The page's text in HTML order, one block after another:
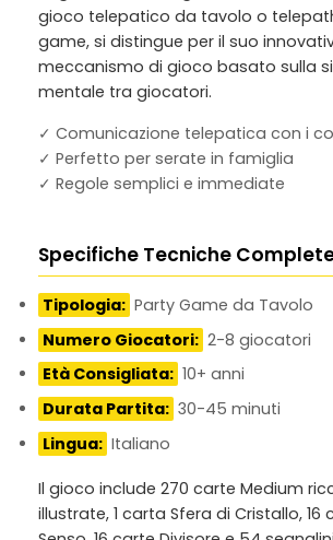
gioco telepatico da tavolo o
game, si distingue per il suo
meccanismo di gioco basato sulla
mentale tra giocatori.
✓ Comunicazione telepatica con i
✓ Perfetto per serate in famiglia
✓ Regole semplici e immediate
Specifiche Tecniche
Tipologia: Party Game da Tavolo
Numero Giocatori: 2-8 giocatori
Età Consigliata: 10+ anni
Durata Partita: 30-45 minuti
Lingua: Italiano
Il gioco include 270 carte Medium
illustrate, 1 carta Sfera di Cristallo, 16